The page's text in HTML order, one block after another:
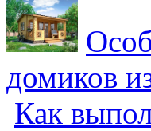
домиков
Как